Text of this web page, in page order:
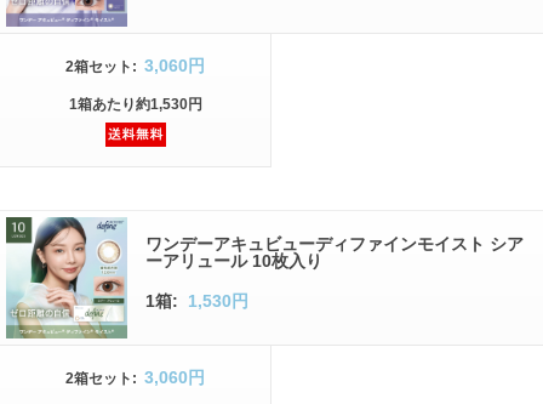
2箱セット : 3,060円
1箱あたり約1,530円
ワンデーアキュビューディファインモイスト シア
ーアリュール 10枚入り
1箱: 1,530円
2箱セット : 3,060円